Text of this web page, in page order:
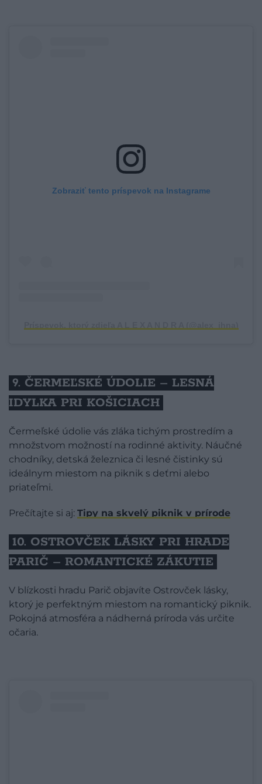
Zobraziť tento príspevok na Instagrame
9. ČERMEĽSKÉ ÚDOLIE – LESNÁ
IDYLKA PRI KOŠICIACH
Čermeľské údolie vás zláka tichým prostredím a
množstvom možností na rodinné aktivity. Náučné
chodníky, detská železnica či lesné čistinky sú
ideálnym miestom na piknik s deťmi alebo
priateľmi.
Prečítajte si aj: Tipy na skvelý piknik v prírode
10. OSTROVČEK LÁSKY PRI HRADE
PARIČ – ROMANTICKÉ ZÁKUTIE
V blízkosti hradu Parič objavíte Ostrovček lásky,
ktorý je perfektným miestom na romantický piknik.
Pokojná atmosféra a nádherná príroda vás určite
očaria.